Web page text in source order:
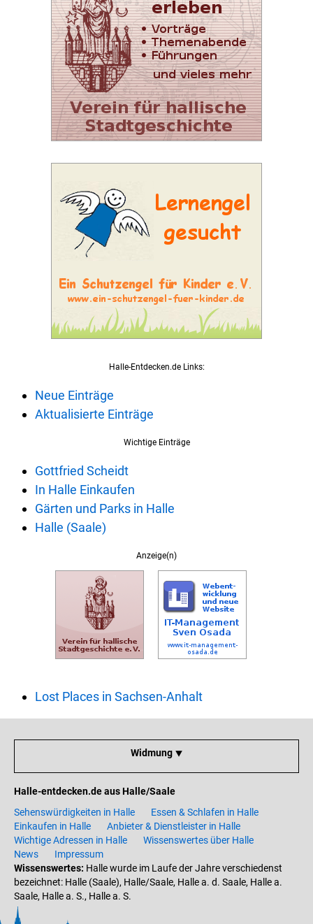
Halle-Entdecken.de Links:
Neue Einträge
Aktualisierte Einträge
Wichtige Einträge
Gottfried Scheidt
In Halle Einkaufen
Gärten und Parks in Halle
Halle (Saale)
Anzeige(n)
Lost Places in Sachsen-Anhalt
Widmung ⯆
Halle-entdecken.de aus Halle/Saale
Sehenswürdigkeiten in Halle
Essen & Schlafen in Halle
Einkaufen in Halle
Anbieter & Dienstleister in Halle
Wichtige Adressen in Halle
Wissenswertes über Halle
News
Impressum
Wissenswertes: Halle wurde im Laufe der Jahre verschiedenst
bezeichnet: Halle (Saale), Halle/Saale, Halle a. d. Saale, Halle a.
Saale, Halle a. S., Halle a. S.